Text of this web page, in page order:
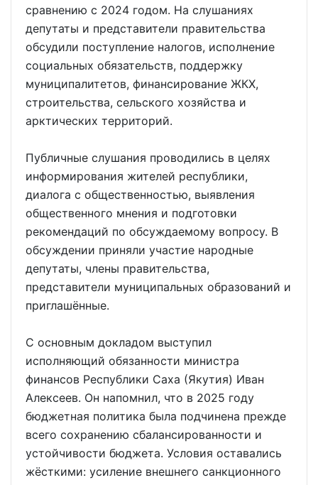
сравнению с 2024 годом. На слушаниях
депутаты и представители правительства
обсудили поступление налогов, исполнение
социальных обязательств, поддержку
муниципалитетов, финансирование ЖКХ,
строительства, сельского хозяйства и
арктических территорий.
Публичные слушания проводились в целях
информирования жителей республики,
диалога с общественностью, выявления
общественного мнения и подготовки
рекомендаций по обсуждаемому вопросу. В
обсуждении приняли участие народные
депутаты, члены правительства,
представители муниципальных образований и
приглашённые.
С основным докладом выступил
исполняющий обязанности министра
финансов Республики Саха (Якутия) Иван
Алексеев. Он напомнил, что в 2025 году
бюджетная политика была подчинена прежде
всего сохранению сбалансированности и
устойчивости бюджета. Условия оставались
жёсткими: усиление внешнего санкционного